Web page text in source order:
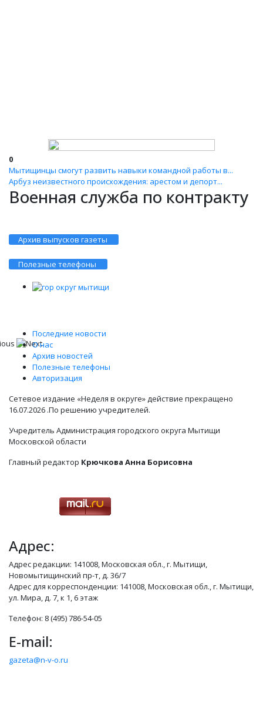
0
Мытищинцы смогут развить навыки командной работы в...
Арбуз неизвестного происхождения: арестом и депорт...
Военная служба по контракту
Архив выпусков газеты
Полезные телефоны
Последние новости
О нас
Архив новостей
Полезные телефоны
Авторизация
Сетевое издание «Неделя в округе» действие прекращено
16.07.2026 .По решению учредителей.
Учредитель Администрация городского округа Мытищи
Московской области
Главный редактор Крючкова Анна Борисовна
Адрес:
Адрес редакции: 141008, Московская обл., г. Мытищи,
Новомытищинский пр-т, д. 36/7
Адрес для корреспонденции: 141008, Московская обл., г. Мытищи,
ул. Мира, д. 7, к 1, 6 этаж
Телефон: 8 (495) 786-54-05
E-mail:
gazeta@n-v-o.ru